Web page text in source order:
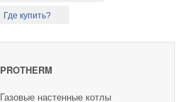
Где купить?
PROTHERM
Газовые настенные котлы